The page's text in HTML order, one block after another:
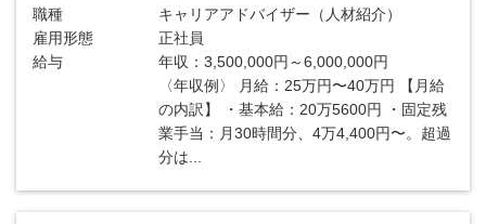
職種
キャリアアドバイザー（人材紹介）
雇用形態
正社員
給与
年収：3,500,000円～6,000,000円
〈年収例〉 月給：25万円〜40万円 【月給
の内訳】 ・基本給：20万5600円 ・固定残
業手当：月30時間分、4万4,400円〜。超過
分は...